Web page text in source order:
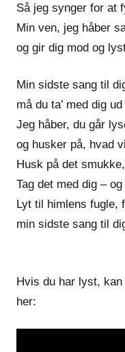
Så jeg synger for at
Min ven, jeg håber
og gir dig mod og
Min sidste sang til
må du ta’ med dig
Jeg håber, du går
og husker på, hvad
Husk på det
Tag det med dig –
Lyt til himlens fugle,
min sidste sang til
Hvis du har lyst,
her: